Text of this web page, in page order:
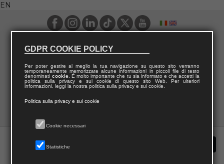
EN
GDPR COOKIE POLICY
Per poter gestire al meglio la tua navigazione su questo sito verranno
temporaneamente memorizzate alcune informazioni in piccoli file di testo
denominati cookie. È molto importante che tu sia informato e che accetti la
politica sulla privacy e sui cookie di questo sito Web. Per ulteriori
informazioni, leggi la nostra politica sulla privacy e sui cookie.
Politica sulla privacy e sui cookie
Cookie necessari
Statistiche